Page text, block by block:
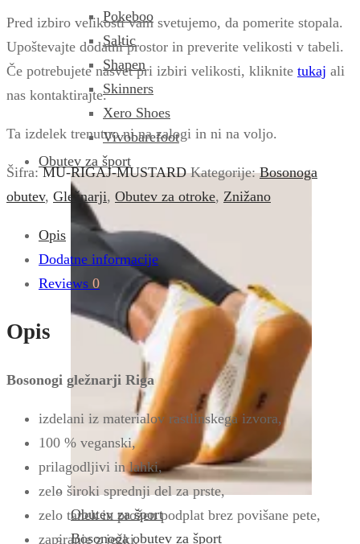
Pokeboo
Saltic
Shapen
Skinners
Xero Shoes
Vivobarefoot
Obutev za šport
Obutev za šport
Bosonoga obutev za šport
Pred izbiro velikosti vam svetujemo, da pomerite stopala.
Upoštevajte dodatni prostor in preverite velikosti v tabeli.
Če potrebujete nasvet pri izbiri velikosti, kliknite tukaj ali
nas kontaktirajte.
Ta izdelek trenutno ni na zalogi in ni na voljo.
Šifra:MU-RIGAJ-MUSTARD Kategorije:Bosonoga
obutev, Gležnarji, Obutev za otroke, Znižano
Opis
Dodatne informacije
Reviews 0
Opis
Bosonogi gležnarji Riga
izdelani iz materialov rastlinskega izvora,
100 % veganski,
prilagodljivi in lahki,
zelo široki sprednji del za prste,
zelo tanek in prožen podplat brez povišane pete,
zapiranje z ježki,